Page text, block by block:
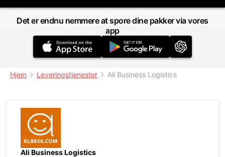
Det er endnu nemmere at spore dine pakker via vores
app
Hjem Leveringstjenester Ali Business Logistics
Ali Business Logistics